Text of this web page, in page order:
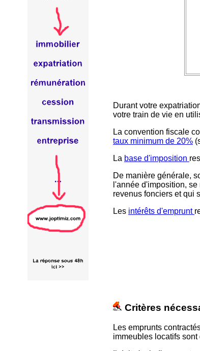
Durant votre
votre train de vie en
La convention fiscale
taux minimum de 20%
La base d'imposition
De manière générale,
l'année d'imposition,
revenus fonciers et qui
Les intérêts d'emprunt
Critères
Les emprunts
immeubles locatifs